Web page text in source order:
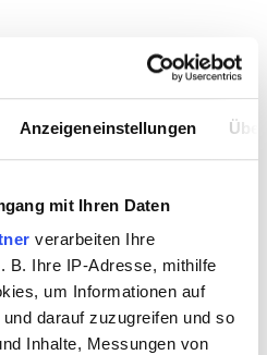
Anzeigeneinstellungen
mit Ihren Daten
verarbeiten Ihre
B. Ihre IP-Adresse, mithilfe
um Informationen auf
darauf zuzugreifen und so
Inhalte, Messungen von